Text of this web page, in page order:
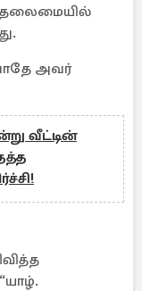
தலைமையில்
அவர்
வீட்டின்